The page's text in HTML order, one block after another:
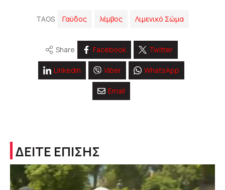
TAGS Γαύδος λέμβος Λιμενικό Σώμα
Share Facebook Twitter
Linkedin Viber WhatsApp
Email
ΔΕΙΤΕ ΕΠΙΣΗΣ